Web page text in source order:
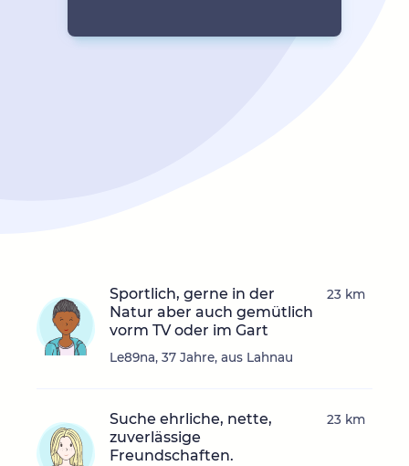
Sportlich, gerne in der
Natur aber auch gemütlich
vorm TV oder im Gart
Le89na, 37 Jahre, aus Lahnau
23 km
Suche ehrliche, nette,
zuverlässige
Freundschaften.
23 km